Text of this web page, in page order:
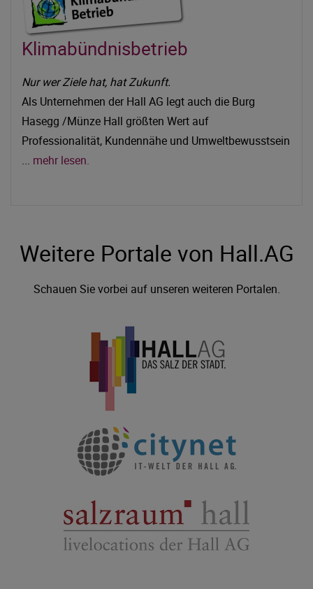
Klimabündnisbetrieb
Nur wer Ziele hat, hat Zukunft.
Als Unternehmen der Hall AG legt auch die Burg
Hasegg /Münze Hall größten Wert auf
Professionalität, Kundennähe und Umweltbewusstsein
... mehr lesen.
Weitere Portale von Hall.AG
Schauen Sie vorbei auf unseren weiteren Portalen.